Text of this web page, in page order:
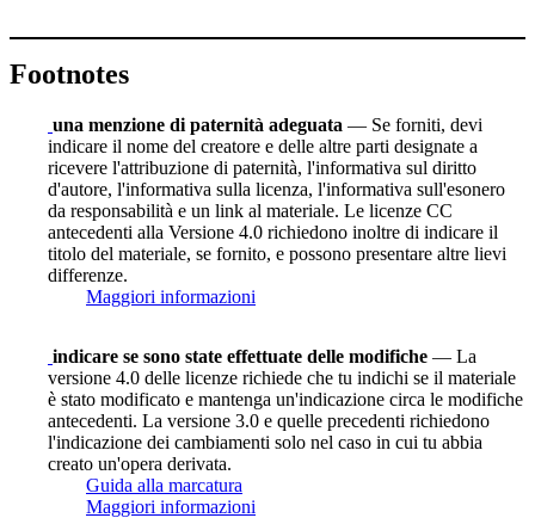
Footnotes
una menzione di paternità adeguata — Se forniti, devi
indicare il nome del creatore e delle altre parti designate a
ricevere l'attribuzione di paternità, l'informativa sul diritto
d'autore, l'informativa sulla licenza, l'informativa sull'esonero
da responsabilità e un link al materiale. Le licenze CC
antecedenti alla Versione 4.0 richiedono inoltre di indicare il
titolo del materiale, se fornito, e possono presentare altre lievi
differenze.
Maggiori informazioni
indicare se sono state effettuate delle modifiche — La
versione 4.0 delle licenze richiede che tu indichi se il materiale
è stato modificato e mantenga un'indicazione circa le modifiche
antecedenti. La versione 3.0 e quelle precedenti richiedono
l'indicazione dei cambiamenti solo nel caso in cui tu abbia
creato un'opera derivata.
Guida alla marcatura
Maggiori informazioni